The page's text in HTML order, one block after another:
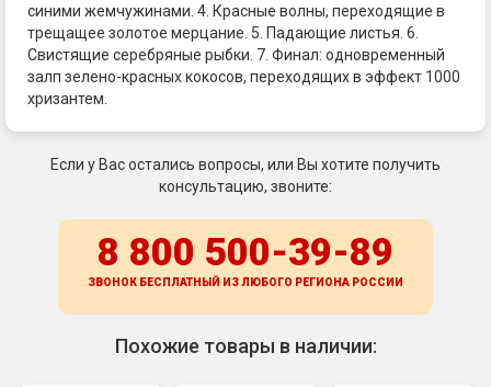
синими жемчужинами. 4. Красные волны, переходящие в
трещащее золотое мерцание. 5. Падающие листья. 6.
Свистящие серебряные рыбки. 7. Финал: одновременный
залп зелено-красных кокосов, переходящих в эффект 1000
хризантем.
Если у Вас остались вопросы, или Вы хотите получить
консультацию, звоните:
8 800 500-39-89
ЗВОНОК БЕСПЛАТНЫЙ ИЗ ЛЮБОГО РЕГИОНА РОССИИ
Похожие товары в наличии: